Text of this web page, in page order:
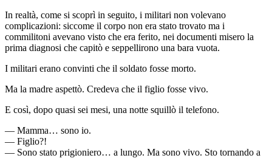
In realtà, come si scoprì in seguito, i militari non volevano
complicazioni: siccome il corpo non era stato trovato ma i
commilitoni avevano visto che era ferito, nei documenti misero la
prima diagnosi che capitò e seppellirono una bara vuota.
I militari erano convinti che il soldato fosse morto.
Ma la madre aspettò. Credeva che il figlio fosse vivo.
E così, dopo quasi sei mesi, una notte squillò il telefono.
— Mamma… sono io.
— Figlio?!
— Sono stato prigioniero… a lungo. Ma sono vivo. Sto tornando a